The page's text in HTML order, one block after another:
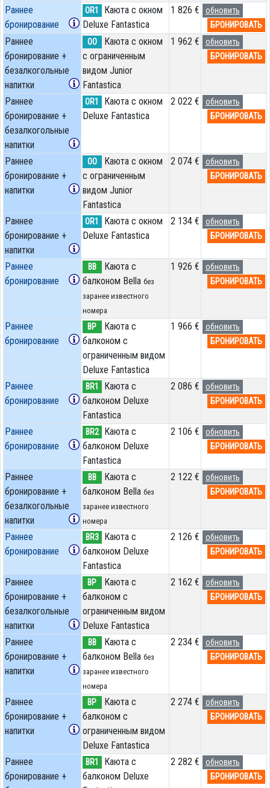
Раннее
бронирование
OR1
Каюта с окном
Deluxe Fantastica
1 826 €
обновить
БРОНИРОВАТЬ
Раннее
бронирование +
безалкогольные
напитки
OO
Каюта с окном
с ограниченным
видом Junior
Fantastica
1 962 €
обновить
БРОНИРОВАТЬ
Раннее
бронирование +
безалкогольные
напитки
OR1
Каюта с окном
Deluxe Fantastica
2 022 €
обновить
БРОНИРОВАТЬ
Раннее
бронирование +
напитки
OO
Каюта с окном
с ограниченным
видом Junior
Fantastica
2 074 €
обновить
БРОНИРОВАТЬ
Раннее
бронирование +
напитки
OR1
Каюта с окном
Deluxe Fantastica
2 134 €
обновить
БРОНИРОВАТЬ
Раннее
бронирование
BB
Каюта с
балконом Bella без
заранее известного
номера
1 926 €
обновить
БРОНИРОВАТЬ
Раннее
бронирование
BP
Каюта с
балконом c
ограниченным видом
Deluxe Fantastica
1 966 €
обновить
БРОНИРОВАТЬ
Раннее
бронирование
BR1
Каюта с
балконом Deluxe
Fantastica
2 086 €
обновить
БРОНИРОВАТЬ
Раннее
бронирование
BR2
Каюта с
балконом Deluxe
Fantastica
2 106 €
обновить
БРОНИРОВАТЬ
Раннее
бронирование +
безалкогольные
напитки
BB
Каюта с
балконом Bella без
заранее известного
номера
2 122 €
обновить
БРОНИРОВАТЬ
Раннее
бронирование
BR3
Каюта с
балконом Deluxe
Fantastica
2 126 €
обновить
БРОНИРОВАТЬ
Раннее
бронирование +
безалкогольные
напитки
BP
Каюта с
балконом c
ограниченным видом
Deluxe Fantastica
2 162 €
обновить
БРОНИРОВАТЬ
Раннее
бронирование +
напитки
BB
Каюта с
балконом Bella без
заранее известного
номера
2 234 €
обновить
БРОНИРОВАТЬ
Раннее
бронирование +
напитки
BP
Каюта с
балконом c
ограниченным видом
Deluxe Fantastica
2 274 €
обновить
БРОНИРОВАТЬ
Раннее
бронирование +
BR1
Каюта с
балконом Deluxe
2 282 €
обновить
БРОНИРОВАТЬ